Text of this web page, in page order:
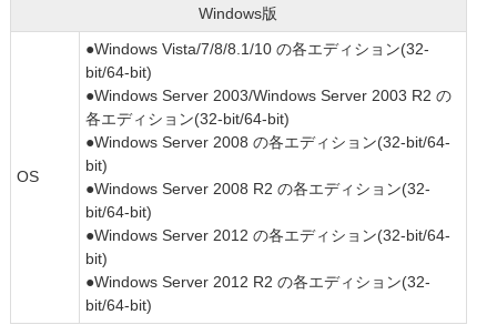
Windows版
OS
●Windows Vista/7/8/8.1/10 の各エディション(32-
bit/64-bit)
●Windows Server 2003/Windows Server 2003 R2 の
各エディション(32-bit/64-bit)
●Windows Server 2008 の各エディション(32-bit/64-
bit)
●Windows Server 2008 R2 の各エディション(32-
bit/64-bit)
●Windows Server 2012 の各エディション(32-bit/64-
bit)
●Windows Server 2012 R2 の各エディション(32-
bit/64-bit)